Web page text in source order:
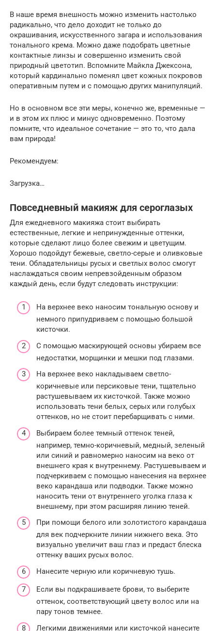
В наше время внешность можно изменить настолько
радикально, что дело доходит не только до
окрашивания, искусственного загара и использования
тонального крема. Можно даже подобрать цветные
контактные линзы и совершенно изменить свой
природный цветотип. Вспомните Майкла Джексона,
который кардинально поменял цвет кожных покровов
оперативным путем и с помощью других манипуляций.
Но в основном все эти меры, конечно же, временные —
и в этом их плюс и минус одновременно. Поэтому
помните, что идеальное сочетание — это то, что дала
вам природа!
Рекомендуем:
Загрузка…
Повседневный макияж для сероглазых
Для ежедневного макияжа стоит выбирать
естественные, легкие и непринужденные оттенки,
которые сделают лицо более свежим и цветущим.
Хорошо подойдут бежевые, светло-серые и оливковые
тени. Обладательницы русых и светлых волос смогут
наслаждаться своим непревзойденным образом
каждый день, если будут следовать инструкции:
На верхнее веко наносим тональную основу и
немного припудриваем с помощью большой
кисточки.
С помощью маскирующей основы убираем все
недостатки, морщинки и мешки под глазами.
На верхнее веко накладываем светло-
коричневые или персиковые тени, тщательно
растушевываем их кисточкой. Также можно
использовать тени белых, серых или голубых
оттенков, но не стоит перебарщивать с ними.
Выбираем более темный оттенок теней,
например, темно-коричневый, медный, зеленый
или синий и равномерно наносим на веко от
внешнего края к внутреннему. Растушевываем и
подчеркиваем с помощью нанесения на верхнее
веко карандаша или подводки. Также можно
наносить тени от внутреннего уголка глаза к
внешнему, при этом расширяя линию теней.
При помощи белого или золотистого карандаша
для век подчеркните линии нижнего века. Это
визуально увеличит ваш глаз и предаст блеска
оттенку ваших русых волос.
Нанесите черную или коричневую тушь.
Если вы подкрашиваете брови, то выберите
оттенок, соответствующий цвету волос или на
пару тонов темнее.
Легкими движениями или кисточкой нанесите